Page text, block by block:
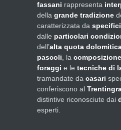
fassani rappresenta
della grande tradizione
caratterizzata da
dalle particolari
dell’alta quota
pascoli , la
foraggi e le tecniche di
tramandate da casari
conferiscono al
distintive riconosciute dai
esperti.